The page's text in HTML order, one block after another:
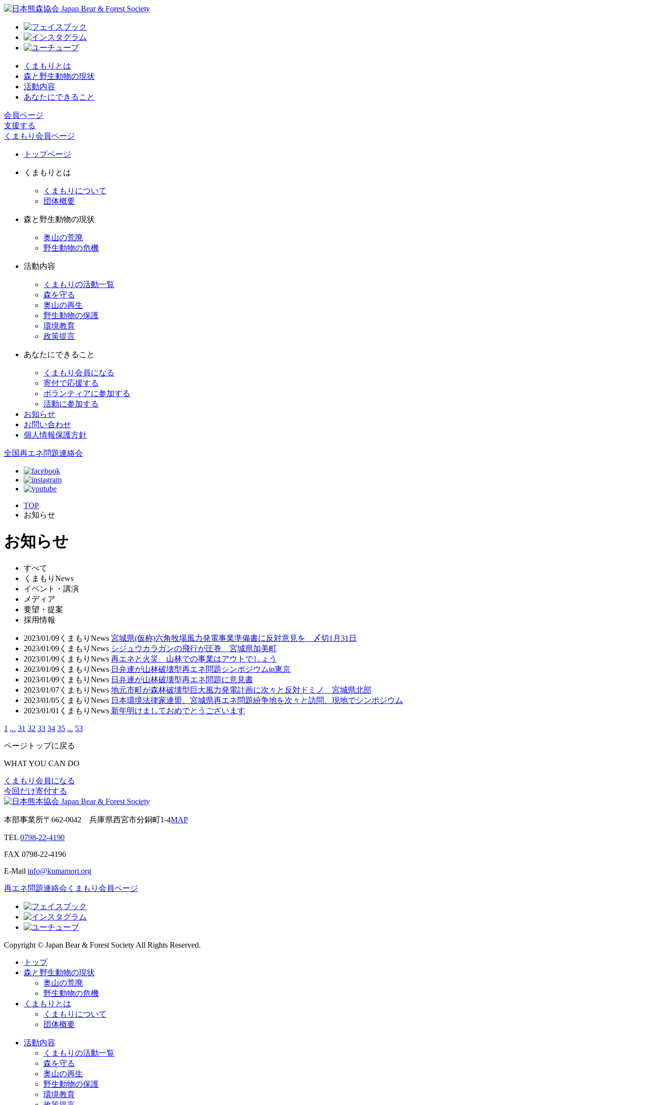
くまもりとは
森と野生動物の現状
活動内容
あなたにできること
会員ページ
支援する
くまもり会員ページ
トップページ
くまもりとは
くまもりについて
団体概要
森と野生動物の現状
奥山の荒廃
野生動物の危機
活動内容
くまもりの活動一覧
森を守る
奥山の再生
野生動物の保護
環境教育
政策提言
あなたにできること
くまもり会員になる
寄付で応援する
ボランティアに参加する
活動に参加する
お知らせ
お問い合わせ
個人情報保護方針
全国再エネ問題連絡会
TOP
お知らせ
お知らせ
すべて
くまもりNews
イベント・講演
メディア
要望・提案
採用情報
2023/01/09 くまもりNews 宮城県(仮称)六角牧場風力発電事業準備書に反対意見を 〆切1月31日
2023/01/09 くまもりNews シジュウカラガンの飛行が圧巻 宮城県加美町
2023/01/09 くまもりNews 再エネと火災 山林での事業はアウトでしょう
2023/01/09 くまもりNews 日弁連が山林破壊型再エネ問題シンポジウムin東京
2023/01/09 くまもりNews 日弁連が山林破壊型再エネ問題に意見書
2023/01/07 くまもりNews 地元市町が森林破壊型巨大風力発電計画に次々と反対ドミノ 宮城県北部
2023/01/05 くまもりNews 日本環境法律家連盟、宮城県再エネ問題紛争地を次々と訪問、現地でシンポジウム
2023/01/01 くまもりNews 新年明けましておめでとうございます
1 ... 31 32 33 34 35 ... 53
ページトップに戻る
WHAT YOU CAN DO
くまもり会員になる
今回だけ寄付する
本部事業所〒662-0042 兵庫県西宮市分銅町1-4MAP
TEL 0798-22-4190
FAX 0798-22-4196
E-Mail info@kumamori.org
再エネ問題連絡会 くまもり会員ページ
Copyright © Japan Bear & Forest Society All Rights Reserved.
トップ
森と野生動物の現状
奥山の荒廃
野生動物の危機
くまもりとは
くまもりについて
団体概要
活動内容
くまもりの活動一覧
森を守る
奥山の再生
野生動物の保護
環境教育